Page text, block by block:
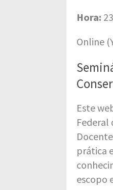
Hora:
Online
Este
Federal
prática
escopo